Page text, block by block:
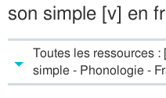
son simple [v] en
Toutes les ressources :
simple - Phonologie -